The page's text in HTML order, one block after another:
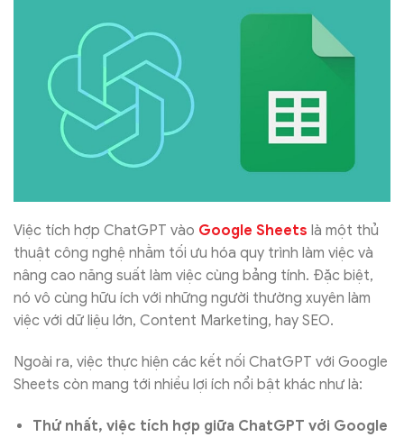
Việc tích hợp ChatGPT vào Google Sheets là một thủ
thuật công nghệ nhằm tối ưu hóa quy trình làm việc và
nâng cao năng suất làm việc cùng bảng tính. Đặc biệt,
nó vô cùng hữu ích với những người thường xuyên làm
việc với dữ liệu lớn, Content Marketing, hay SEO.
Ngoài ra, việc thực hiện các kết nối ChatGPT với Google
Sheets còn mang tới nhiều lợi ích nổi bật khác như là:
Thứ nhất, việc tích hợp giữa ChatGPT với Google